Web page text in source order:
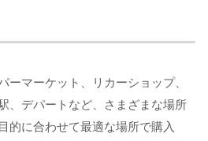
ーマーケット、リカーショップ、
、デパートなど、さまざまな場所
的に合わせて最適な場所で購入